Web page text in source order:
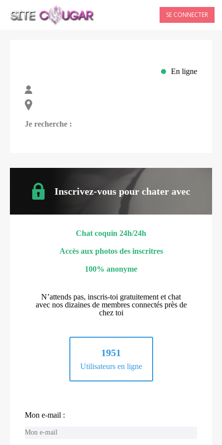
SE CONNECTER
En ligne
Je recherche :
Inscrivez-vous pour chater avec
Chat coquin 24h/24h
Accès aux photos des inscritres
100% anonyme
N’attends pas, inscris-toi gratuitement et chat
avec nos dizaines de membres connectés près de
chez toi
1951
Utilisateurs en ligne
Mon e-mail :